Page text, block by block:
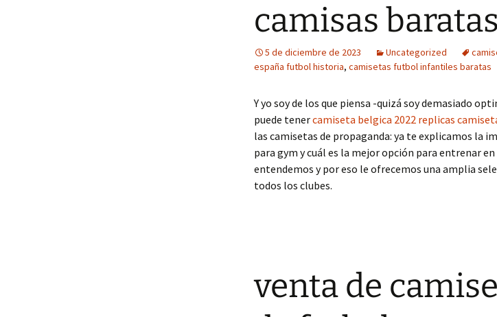
camisas baratas
5 de diciembre de 2023 Uncategorized
españa futbol historia, camisetas futbol infantiles baratas
Y yo soy de los que piensa -quizá soy demasiado
puede tenercamiseta belgica 2022 replicas
las camisetas de propaganda: ya te explicamos la
para gym y cuál es la mejor opción para entrenar
entendemos y por eso le ofrecemos una amplia
todos los clubes.
venta de